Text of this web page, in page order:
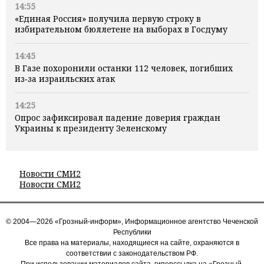
14:55
«Единая Россия» получила первую строку в
избирательном бюллетене на выборах в Госдуму
14:45
В Газе похоронили останки 112 человек, погибших
из‑за израильских атак
14:25
Опрос зафиксировал падение доверия граждан
Украины к президенту Зеленскому
Новости СМИ2
Новости СМИ2
© 2004—2026 «Грозный-информ», Информационное агентство Чеченской
Республики
Все права на материалы, находящиеся на сайте, охраняются в
соответствии с законодательством РФ.